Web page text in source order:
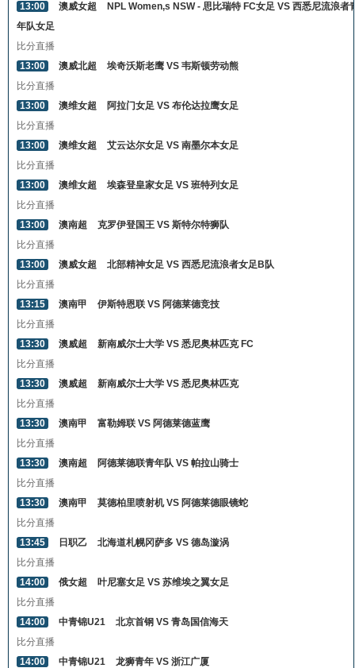
13:00
澳威女超
NPL Women,s NSW - 思比瑞特 FC女足 VS 西悉尼流浪者
年队女足
比分直播
13:00
澳威北超
埃奇沃斯老鹰 VS 韦斯顿劳动熊
比分直播
13:00
澳维女超
阿拉门女足 VS 布伦达拉鹰女足
比分直播
13:00
澳维女超
艾云达尔女足 VS 南墨尔本女足
比分直播
13:00
澳维女超
埃森登皇家女足 VS 班特列女足
比分直播
13:00
澳南超
克罗伊登国王 VS 斯特尔特狮队
比分直播
13:00
澳威女超
北部精神女足 VS 西悉尼流浪者女足B队
比分直播
13:15
澳南甲
伊斯特恩联 VS 阿德莱德竞技
比分直播
13:30
澳威超
新南威尔士大学 VS 悉尼奥林匹克 FC
比分直播
13:30
澳威超
新南威尔士大学 VS 悉尼奥林匹克
比分直播
13:30
澳南甲
富勒姆联 VS 阿德莱德蓝鹰
比分直播
13:30
澳南超
阿德莱德联青年队 VS 帕拉山骑士
比分直播
13:30
澳南甲
莫德柏里喷射机 VS 阿德莱德眼镜蛇
比分直播
13:45
日职乙
北海道札幌冈萨多 VS 德岛漩涡
比分直播
14:00
俄女超
叶尼塞女足 VS 苏维埃之翼女足
比分直播
14:00
中青锦U21
北京首钢 VS 青岛国信海天
比分直播
14:00
中青锦U21
龙狮青年 VS 浙江广厦